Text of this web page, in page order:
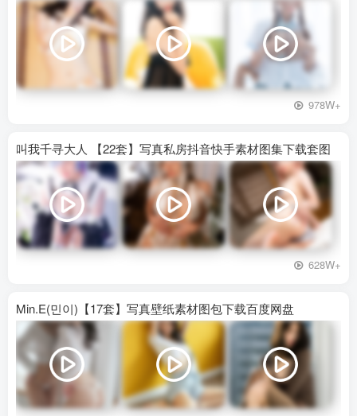
978W+
叫我千寻大人 【22套】写真私房抖音快手素材图集下载套图
628W+
Min.E(민이)【17套】写真壁纸素材图包下载百度网盘